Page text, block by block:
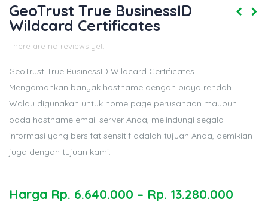
GeoTrust True BusinessID
Wildcard Certificates
There are no reviews yet.
GeoTrust True BusinessID Wildcard Certificates –
Mengamankan banyak hostname dengan biaya rendah.
Walau digunakan untuk home page perusahaan maupun
pada hostname email server Anda, melindungi segala
informasi yang bersifat sensitif adalah tujuan Anda, demikian
juga dengan tujuan kami.
Harga Rp. 6.640.000 – Rp. 13.280.000